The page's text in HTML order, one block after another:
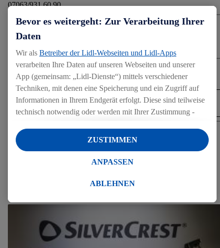
07063/931 60 90
Marketing
DOWNLOAD
DOWNLOAD (8.02 MB)
TEILEN
Bevor es weitergeht: Zur Verarbeitung Ihrer
Daten
Wir als Betreiber der Lidl-Webseiten und Lidl-Apps
verarbeiten Ihre Daten auf unseren Webseiten und unserer
App (gemeinsam: „Lidl-Dienste“) mittels verschiedener
Techniken, mit denen eine Speicherung und ein Zugriff auf
Informationen in Ihrem Endgerät erfolgt. Diese sind teilweise
technisch notwendig oder werden mit Ihrer Zustimmung -
Verantwortliche; im Zusammenhang mit dem IAB TCF
insgesamt
Statistik-Erstellung oder für personalisierte Werbung
Datenverarbeitungen für personalisierte Werbung werden
Dritten die Ausspielung von Werbung außerhalb der Lidl-
zugeordneten Endgeräte zu ermöglichen. Sofern Sie
Teilnehmer des Lidl Plus-Programms sind, werden für diese
ABLEHNEN
ANPASSEN
ZUSTIMMEN